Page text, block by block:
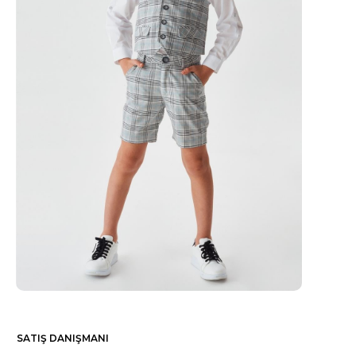
SATIŞ DANIŞMANI